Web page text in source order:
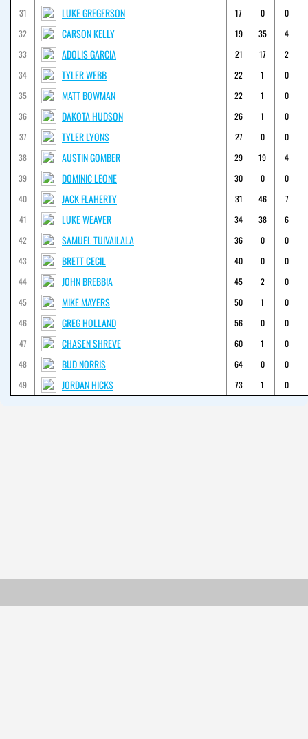
31
LUKE GREGERSON 17 0
0
32
CARSON KELLY 19 35
4
33
ADOLIS GARCIA 21 17
2
34
TYLER WEBB 22 1
0
35
MATT BOWMAN 22 1
0
36
DAKOTA HUDSON 26 1
0
37
TYLER LYONS 27 0
0
38
AUSTIN GOMBER 29 19
4
39
DOMINIC LEONE 30 0
0
40
JACK FLAHERTY 31 46
7
41
LUKE WEAVER 34 38
6
42
SAMUEL TUIVAILALA 36 0
0
43
BRETT CECIL 40 0
0
44
JOHN BREBBIA 45 2
0
45
MIKE MAYERS 50 1
0
46
GREG HOLLAND 56 0
0
47
CHASEN SHREVE 60 1
0
48
BUD NORRIS 64 0
0
49
JORDAN HICKS 73 1 0